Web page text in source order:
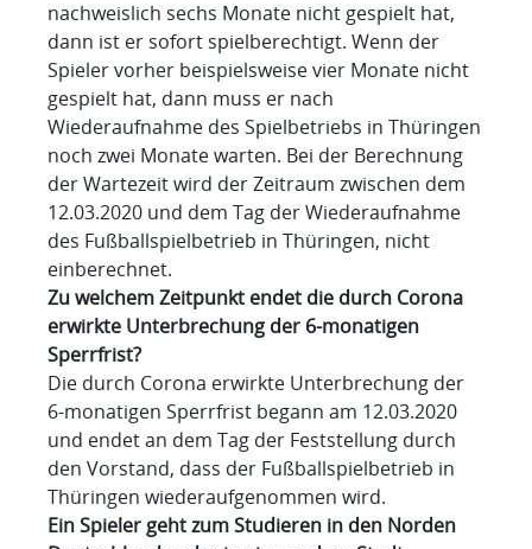
nachweislich sechs Monate nicht gespielt hat,
dann ist er sofort spielberechtigt. Wenn der
Spieler vorher beispielsweise vier Monate nicht
gespielt hat, dann muss er nach
Wiederaufnahme des Spielbetriebs in Thüringen
noch zwei Monate warten. Bei der Berechnung
der Wartezeit wird der Zeitraum zwischen dem
12.03.2020 und dem Tag der Wiederaufnahme
des Fußballspielbetrieb in Thüringen, nicht
einberechnet.
Zu welchem Zeitpunkt endet die durch Corona
erwirkte Unterbrechung der 6-monatigen
Sperrfrist?
Die durch Corona erwirkte Unterbrechung der
6-monatigen Sperrfrist begann am 12.03.2020
und endet an dem Tag der Feststellung durch
den Vorstand, dass der Fußballspielbetrieb in
Thüringen wiederaufgenommen wird.
Ein Spieler geht zum Studieren in den Norden